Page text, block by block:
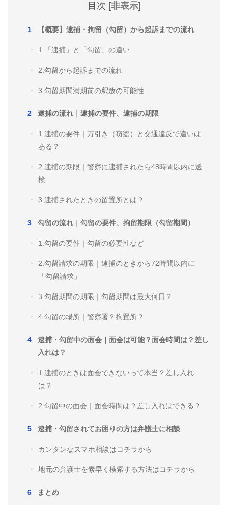
目次 [非表示]
【概要】逮捕・拘留（勾留）から起訴までの流れ
1.「逮捕」と「勾留」の違い
2.勾留から起訴までの流れ
3.勾留期間満期前の釈放の可能性
逮捕の流れ｜逮捕の要件、逮捕の期限
1.逮捕の要件｜万引き（窃盗）と交通違反で違いは
ある？
2.逮捕の期限｜警察に逮捕されたら48時間以内に送
検
3.逮捕されたときの留置所とは？
勾留の流れ｜勾留の要件、拘留期限（勾留期間）
1.勾留の要件｜勾留の必要性など
2.勾留請求の期限｜逮捕のときから72時間以内に
「勾留請求」
3.勾留期間の期限｜勾留期間は最大何日？
4.勾留の場所｜警察署？拘置所？
逮捕・勾留中の面会｜面会は可能？面会時間は？差し
入れは？
1.逮捕のときは面会できないって本当？差し入れ
は？
2.勾留中の面会｜面会時間は？差し入れはできる？
逮捕・勾留されてお困りの方は弁護士に相談
カンタンなスマホ相談はコチラから
地元の弁護士を素早く検索する方法はコチラから
まとめ